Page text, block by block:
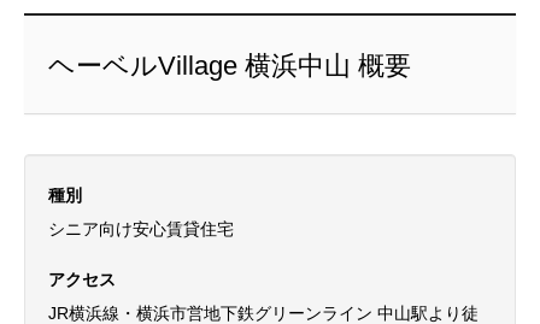
ヘーベルVillage 横浜中山 概要
種別
シニア向け安心賃貸住宅
アクセス
JR横浜線・横浜市営地下鉄グリーンライン 中山駅より徒